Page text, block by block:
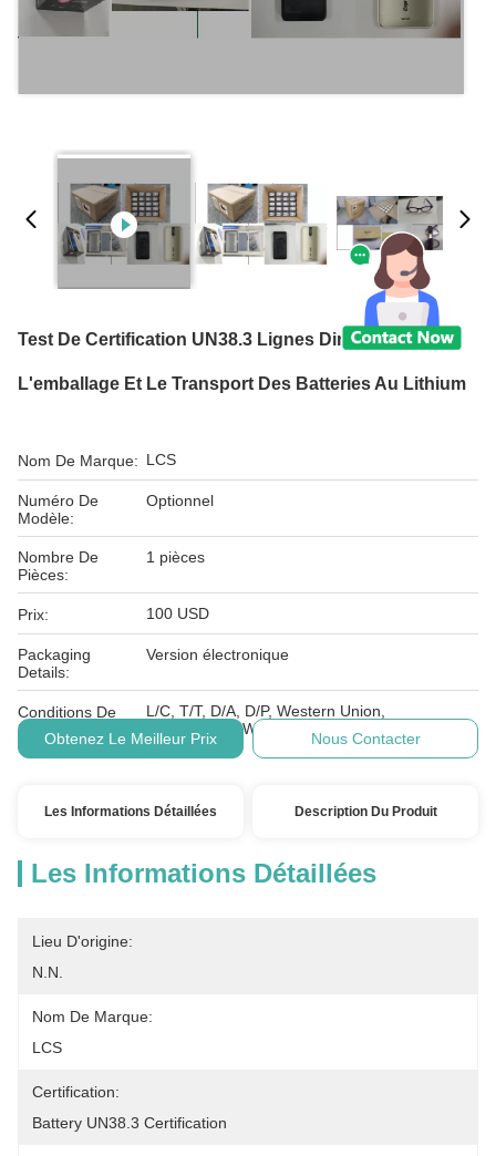
Test De Certification UN38.3 Lignes Directrices Pour
L'emballage Et Le Transport Des Batteries Au Lithium
Nom De Marque: LCS
Numéro De
Modèle:
Optionnel
Nombre De
Pièces:
1 pièces
Prix: 100 USD
Packaging
Details:
Version électronique
Conditions De
Paiement:
L/C, T/T, D/A, D/P, Western Union,
MoneyGram, Wechat, Alipay
Obtenez Le Meilleur Prix Nous Contacter
Les Informations Détaillées Description Du Produit
Les Informations Détaillées
Lieu D'origine:
N.N.
Nom De Marque:
LCS
Certification:
Battery UN38.3 Certification